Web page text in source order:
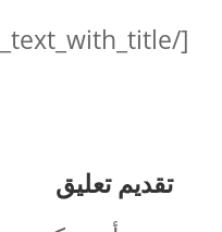
[/td_block_text_with_title]
تقديم تعليق